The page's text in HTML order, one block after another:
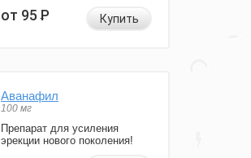
от 95Р Купить
Аванафил
100 мг
Препарат для усиления
эрекции нового поколения!